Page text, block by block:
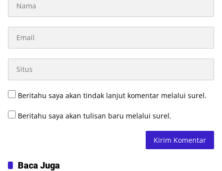
Beritahu saya akan tindak lanjut komentar melalui surel.
Beritahu saya akan tulisan baru melalui surel.
Baca Juga